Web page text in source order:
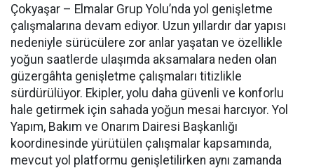
Çokyaşar – Elmalar Grup Yolu’nda yol genişletme
çalışmalarına devam ediyor. Uzun yıllardır dar yapısı
nedeniyle sürücülere zor anlar yaşatan ve özellikle
yoğun saatlerde ulaşımda aksamalara neden olan
güzergâhta genişletme çalışmaları titizlikle
sürdürülüyor. Ekipler, yolu daha güvenli ve konforlu
hale getirmek için sahada yoğun mesai harcıyor. Yol
Yapım, Bakım ve Onarım Dairesi Başkanlığı
koordinesinde yürütülen çalışmalar kapsamında,
mevcut yol platformu genişletilirken aynı zamanda